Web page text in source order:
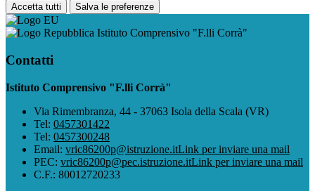
Accetta tutti Salva le preferenze
Istituto Comprensivo "F.lli Corrà"
Contatti
Istituto Comprensivo "F.lli Corrà"
Via Rimembranza, 44 - 37063 Isola della Scala (VR)
Tel: 0457301422
Tel: 0457300248
Email: vric86200p@istruzione.itLink per inviare una mail
PEC: vric86200p@pec.istruzione.itLink per inviare una mail
C.F.: 80012720233